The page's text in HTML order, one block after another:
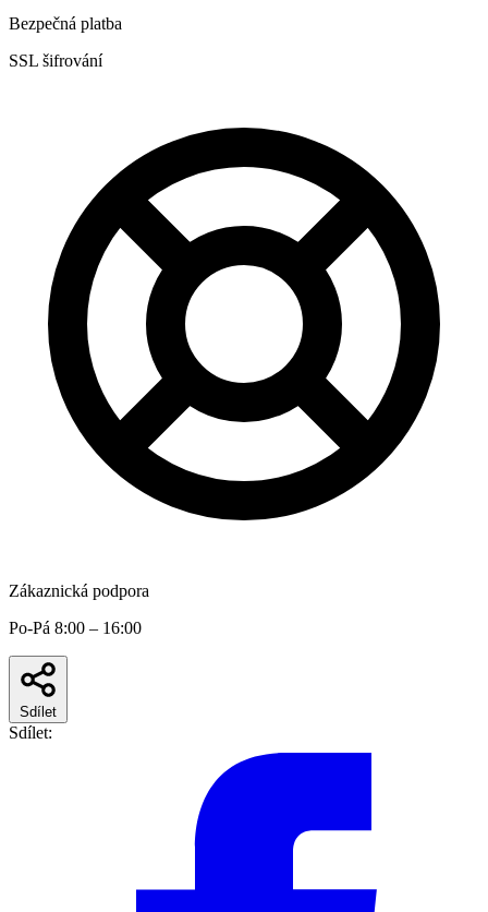
Bezpečná platba
SSL šifrování
Zákaznická podpora
Po-Pá 8:00 – 16:00
Sdílet
Sdílet: